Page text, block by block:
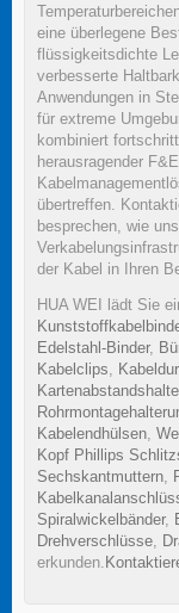
eine überlegene
flüssigkeitsdichte
verbesserte
Anwendungen in
für extreme
kombiniert
herausragender
übertreffen.
besprechen, wie
der Kabel in Ihren
HUA WEI lädt Sie
Edelstahl-Binder,
Kabelclips
Kabelendhülsen
Kopf Phillips
Sechskantmuttern
Spiralwickelbänder,
Drehverschlüsse
erkunden.